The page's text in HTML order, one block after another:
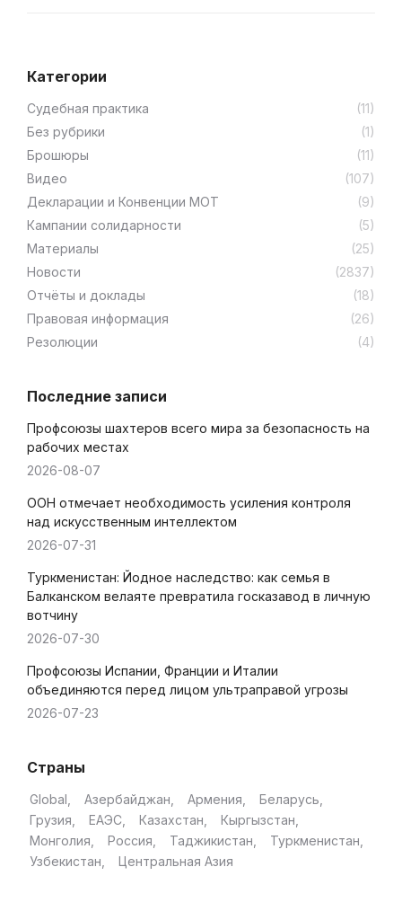
Категории
Cудебная практика
(11)
Без рубрики
(1)
Брошюры
(11)
Видео
(107)
Декларации и Конвенции МОТ
(9)
Кампании солидарности
(5)
Материалы
(25)
Новости
(2837)
Отчёты и доклады
(18)
Правовая информация
(26)
Резолюции
(4)
Последние записи
Профсоюзы шахтеров всего мира за безопасность на
рабочих местах
2026-08-07
ООН отмечает необходимость усиления контроля
над искусственным интеллектом
2026-07-31
Туркменистан: Йодное наследство: как семья в
Балканском велаяте превратила госказавод в личную
вотчину
2026-07-30
Профсоюзы Испании, Франции и Италии
объединяются перед лицом ультраправой угрозы
2026-07-23
Страны
Global Азербайджан Армения
Беларусь
Грузия
ЕАЭС Казахстан
Кыргызстан
Монголия
Россия Таджикистан
Туркменистан
Узбекистан
Центральная Азия